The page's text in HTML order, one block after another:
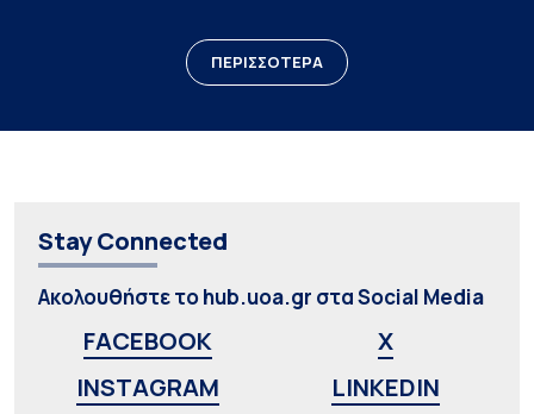
ΠΕΡΙΣΣΟΤΕΡΑ
Stay Connected
Ακολουθήστε το hub.uoa.gr στα Social Media
FACEBOOK
X
INSTAGRAM
LINKEDIN